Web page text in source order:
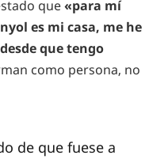
que«para mí
es mi casa, me he
que tengo
como persona, no
de que fuese a